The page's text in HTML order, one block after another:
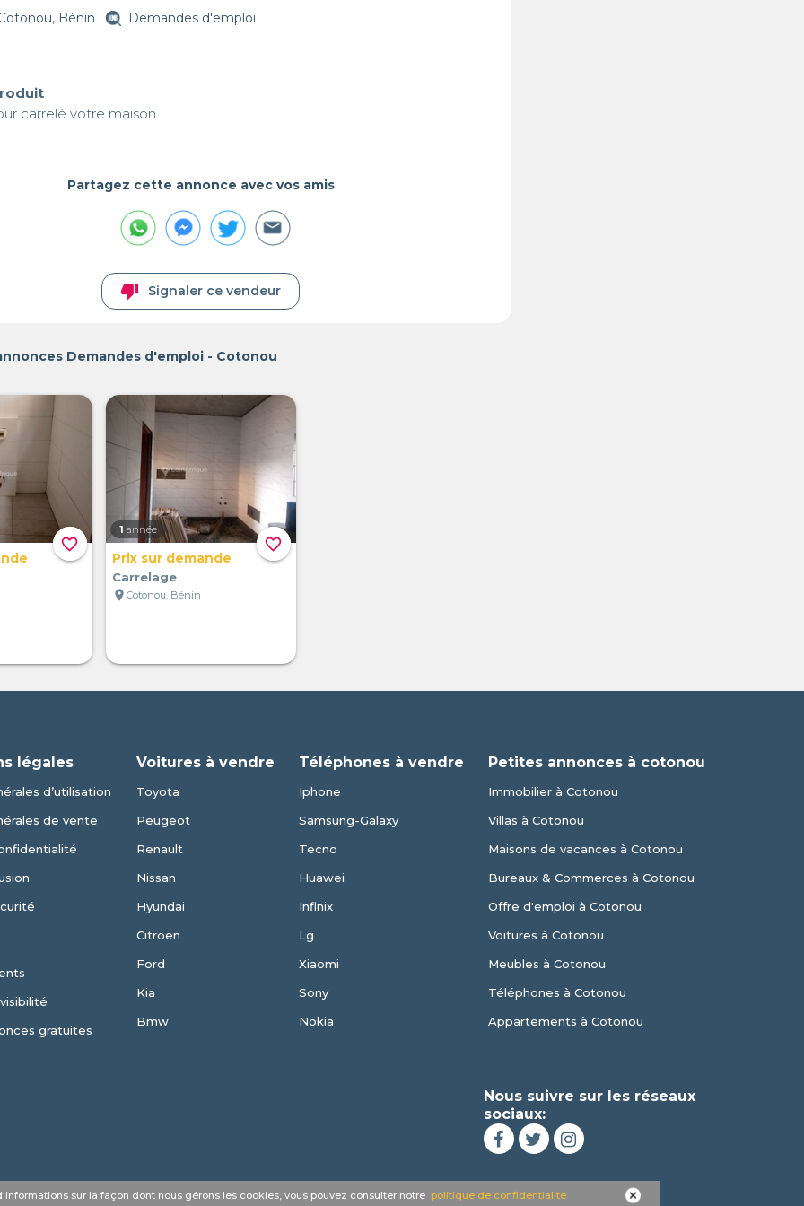
Bénin Demandes d'emploi
carrelé votre maison
Partagez cette annonce avec vos amis
thumb_down Signaler ce vendeur
Demandes d'emploi - Cotonou
favorite_border favorite_border
1 année
Prix sur demande
Carrelage
location_on Cotonou, Bénin
sur la façon dont nous gérons les cookies, vous pouvez consulter notre politique de confidentialité
légales
d’utilisation
de vente
gratuites
Voitures à vendre
Toyota
Peugeot
Renault
Nissan
Hyundai
Citroen
Ford
Kia
Bmw
Téléphones à vendre
Iphone
Samsung-Galaxy
Tecno
Huawei
Infinix
Lg
Xiaomi
Sony
Nokia
Petites annonces à cotonou
Immobilier à Cotonou
Villas à Cotonou
Maisons de vacances à Cotonou
Bureaux & Commerces à Cotonou
Offre d'emploi à Cotonou
Voitures à Cotonou
Meubles à Cotonou
Téléphones à Cotonou
Appartements à Cotonou
Nous suivre sur les réseaux
sociaux: